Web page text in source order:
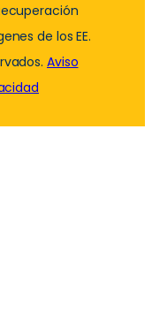
de los EE.
Aviso